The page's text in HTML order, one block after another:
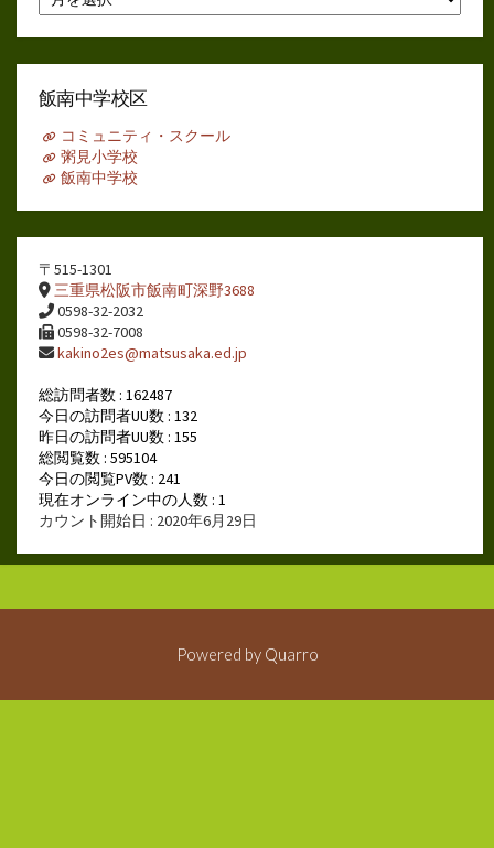
別
ア
イ
飯南中学校区
コミュニティ・スクール
粥見小学校
飯南中学校
〒515-1301
三重県松阪市飯南町深野3688
0598-32-2032
0598-32-7008
kakino2es@matsusaka.ed.jp
総訪問者数 : 162487
今日の訪問者UU数 : 132
昨日の訪問者UU数 : 155
総閲覧数 : 595104
今日の閲覧PV数 : 241
現在オンライン中の人数 : 1
カウント開始日 : 2020年6月29日
Powered by Quarro